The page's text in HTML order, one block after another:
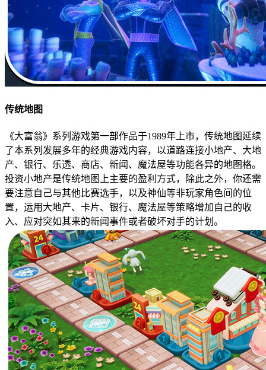
传统地图
《大富翁》系列游戏第一部作品于1989年上市，传统地图延续
了本系列发展多年的经典游戏内容，以道路连接小地产、大地
产、银行、乐透、商店、新闻、魔法屋等功能各异的地图格。
投资小地产是传统地图上主要的盈利方式，除此之外，你还需
要注意自己与其他比赛选手，以及神仙等非玩家角色间的位
置，运用大地产、卡片、银行、魔法屋等策略增加自己的收
入、应对突如其来的新闻事件或者破坏对手的计划。